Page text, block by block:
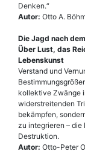
Denken.“
Autor: Otto A.
Die Jagd nach
Über Lust, das
Lebenskunst
Verstand und
kollektive Zwänge
widerstreitenden
bekämpfen,
zu integrieren –
Destruktion.
Autor: Otto-Peter